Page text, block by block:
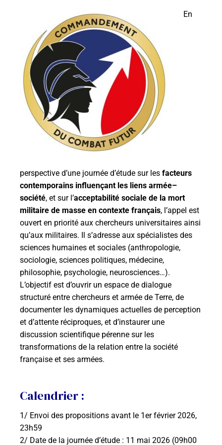
En
perspective d’une journée d’étude sur les facteurs
contemporains influençant les liens armée–
société, et sur l’acceptabilité sociale de la mort
militaire de masse en contexte français, l’appel est
ouvert en priorité aux chercheurs universitaires ainsi
qu’aux militaires. Il s’adresse aux spécialistes des
sciences humaines et sociales (anthropologie,
sociologie, sciences politiques, médecine,
philosophie, psychologie, neurosciences…).
L’objectif est d’ouvrir un espace de dialogue
structuré entre chercheurs et armée de Terre, de
documenter les dynamiques actuelles de perception
et d’attente réciproques, et d’instaurer une
discussion scientifique pérenne sur les
transformations de la relation entre la société
française et ses armées.
Calendrier :
1/ Envoi des propositions avant le 1er février 2026,
23h59
2/ Date de la journée d’étude : 11 mai 2026 (09h00